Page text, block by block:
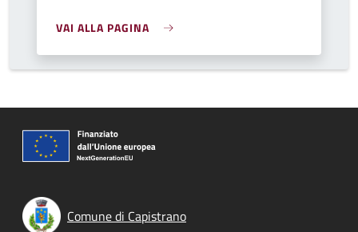
VAI ALLA PAGINA
Comune di Capistrano